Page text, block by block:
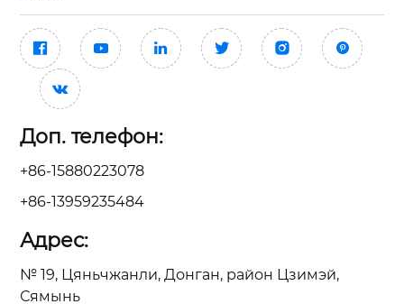
     

Доп. телефон:
+86-15880223078
+86-13959235484
Адрес:
№ 19, Цяньчжанли, Донган, район Цзимэй,
Сямынь